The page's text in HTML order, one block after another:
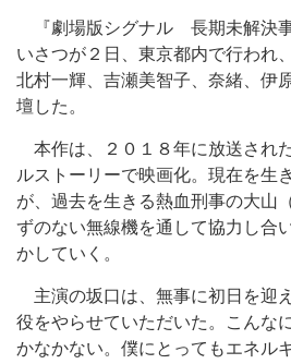
『劇場版シグナル 長期未解決
いさつが２日、東京都内で行われ
北村一輝、吉瀬美智子、奈緒、伊
壇した。
本作は、２０１８年に放送され
ルストーリーで映画化。現在を生
が、過去を生きる熱血刑事の大山
ずのない無線機を通して協力し合
かしていく。
主演の坂口は、無事に初日を迎
役をやらせていただいた。こんな
かなかない。僕にとってもエネル